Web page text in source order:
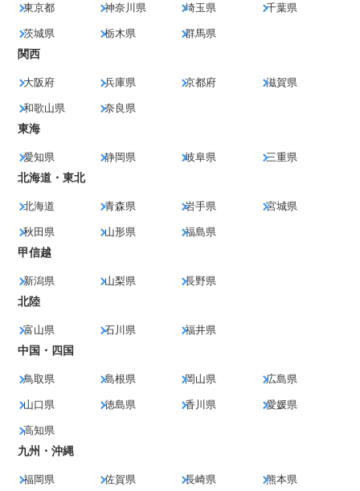
東京都 神奈川県 埼玉県 千葉県
茨城県 栃木県 群馬県
関西
大阪府 兵庫県 京都府 滋賀県
和歌山県 奈良県
東海
愛知県 静岡県 岐阜県 三重県
北海道・東北
北海道 青森県 岩手県 宮城県
秋田県 山形県 福島県
甲信越
新潟県 山梨県 長野県
北陸
富山県 石川県 福井県
中国・四国
鳥取県 島根県 岡山県 広島県
山口県 徳島県 香川県 愛媛県
高知県
九州・沖縄
福岡県 佐賀県 長崎県 熊本県